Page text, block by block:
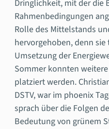
Dringlichkeit, mit der die
Rahmenbedingungen
Rolle des Mittelstands
hervorgehoben, denn
Umsetzung der
Sommer konnten
platziert werden.
DSTV, war im phoenix
sprach über die Folgen
Bedeutung von grünem